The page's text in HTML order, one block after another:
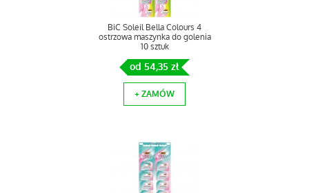
BiC Soleil Bella Colours 4
ostrzowa maszynka do golenia
10 sztuk
od 54,35 zł
+ ZAMÓW